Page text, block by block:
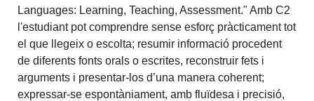
Languages: Learning, Teaching, Assessment." Amb C2
l'estudiant pot comprendre sense esforç pràcticament tot
el que llegeix o escolta; resumir informació procedent
de diferents fonts orals o escrites, reconstruir fets i
arguments i presentar-los d’una manera coherent;
expressar-se espontàniament, amb fluïdesa i precisió,